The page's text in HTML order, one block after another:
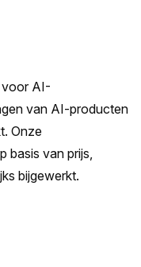
voor AI-
van AI-producten
Onze
basis van prijs,
bijgewerkt.